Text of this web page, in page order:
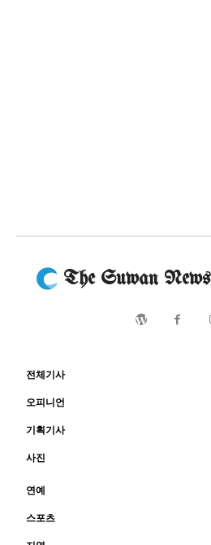
The Suwan News
전체기사
오피니언
기획기사
사진
연예
스포츠